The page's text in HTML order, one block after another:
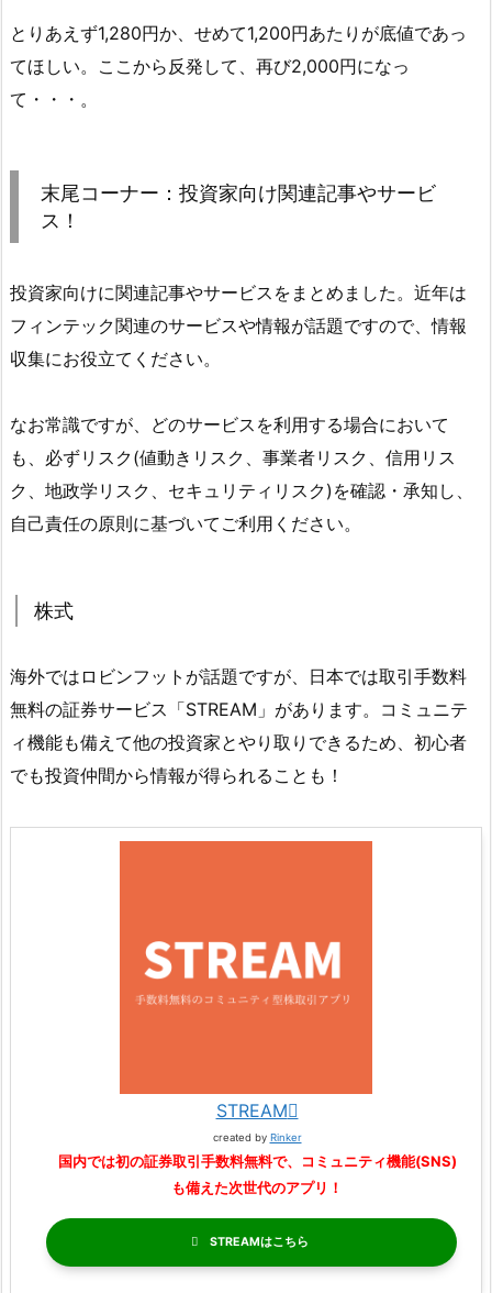
とりあえず1,280円か、せめて1,200円あたりが底値であっ
てほしい。ここから反発して、再び2,000円になっ
て・・・。
末尾コーナー：投資家向け関連記事やサービ
ス！
投資家向けに関連記事やサービスをまとめました。近年は
フィンテック関連のサービスや情報が話題ですので、情報
収集にお役立てください。
なお常識ですが、どのサービスを利用する場合において
も、必ずリスク(値動きリスク、事業者リスク、信用リス
ク、地政学リスク、セキュリティリスク)を確認・承知し、
自己責任の原則に基づいてご利用ください。
株式
海外ではロビンフットが話題ですが、日本では取引手数料
無料の証券サービス「STREAM」があります。コミュニテ
ィ機能も備えて他の投資家とやり取りできるため、初心者
でも投資仲間から情報が得られることも！
STREAM
created by Rinker
国内では初の証券取引手数料無料で、コミュニティ機能(SNS)
も備えた次世代のアプリ！
STREAM